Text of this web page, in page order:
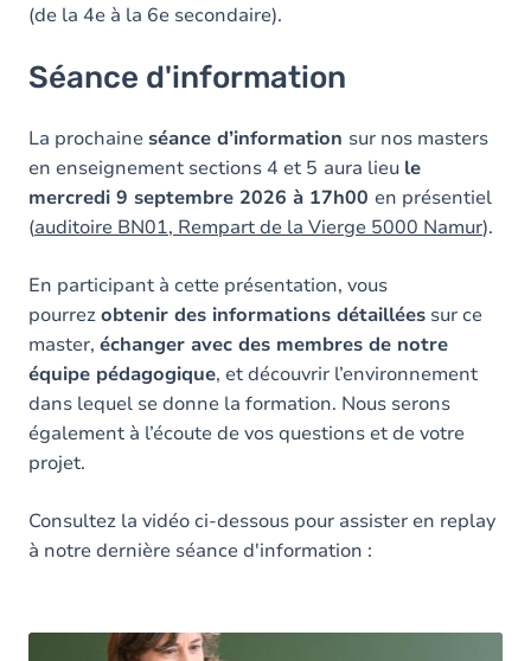
(de la 4e à la 6e secondaire).
Séance d'information
La prochaine séance d’information sur nos masters
en enseignement sections 4 et 5 aura lieu le
mercredi 9 septembre 2026 à 17h00 en présentiel
(auditoire BN01, Rempart de la Vierge 5000 Namur).
En participant à cette présentation, vous
pourrezobtenir des informations détaillées sur ce
master, échanger avec des membres de notre
équipe pédagogique, et découvrir l’environnement
dans lequel se donne la formation. Nous serons
également à l’écoute de vos questions et de votre
projet.
Consultez la vidéo ci-dessous pour assister en replay
à notre dernière séance d'information :